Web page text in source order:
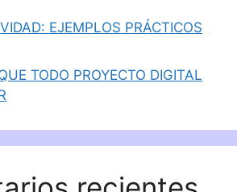
EJEMPLOS PRÁCTICOS
TODO PROYECTO DIGITAL